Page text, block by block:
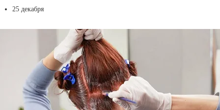
25 декабря